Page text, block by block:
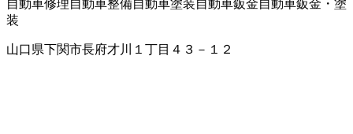
自動車修理自動車整備自動車塗装自動車鈑金自動車鈑金・塗
装
山口県下関市長府才川１丁目４３－１２